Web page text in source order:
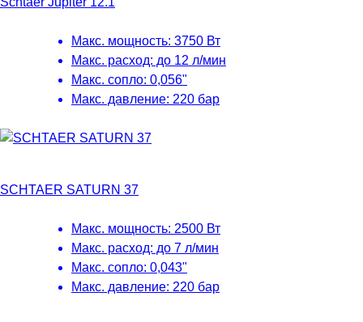
Макс. мощность: 3750 Вт
Макс. расход: до 12 л/мин
Макс. сопло: 0,056"
Макс. давление: 220 бар
SCHTAER SATURN 37
Макс. мощность: 2500 Вт
Макс. расход: до 7 л/мин
Макс. сопло: 0,043"
Макс. давление: 220 бар